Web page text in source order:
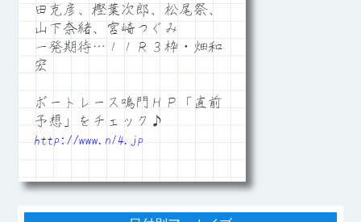
田克彦、樫葉次郎、松尾祭、
山下奈緒、宮崎つぐみ
一発期待…１１Ｒ３枠・畑和
宏
ボートレース鳴門ＨＰ「直前
予想」をチェック♪
http://www.n14.jp